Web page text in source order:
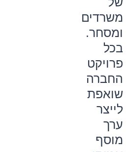
משרדים
ומסחר.
בכל
פרויקט
החברה
שואפת
לייצר
ערך
מוסף